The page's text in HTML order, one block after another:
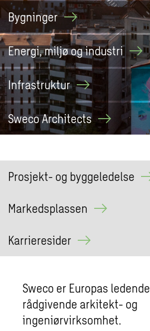
Bygninger
Energi, miljø ogindustri
Infrastruktur
SwecoArchitects
Prosjekt- og byggeledelse
Markedsplassen
Karrieresider
Sweco er Europas ledende
rådgivende arkitekt- og
ingeniørvirksomhet.